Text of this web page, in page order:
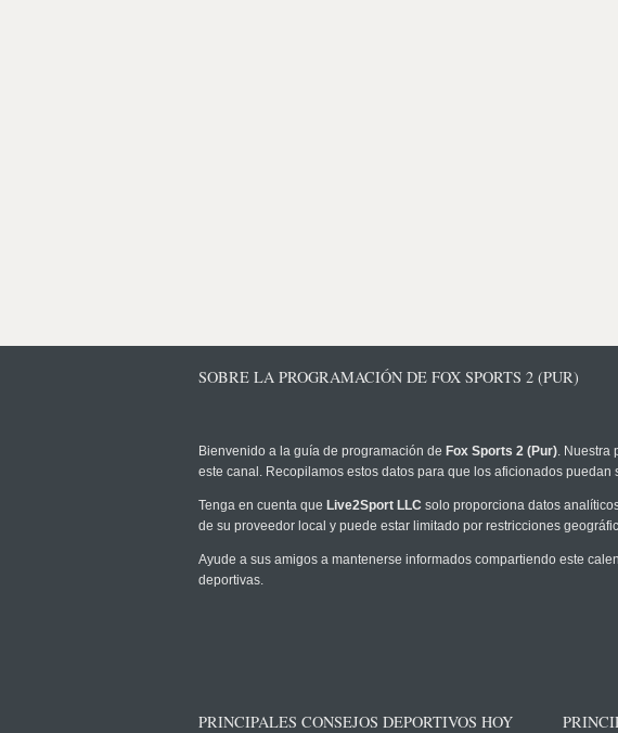
SOBRE LA PROGRAMACIÓN DE FOX SPORTS 2 (PUR)
Bienvenido a la guía de programación de Fox Sports 2 (Pur). Nuestra
este canal. Recopilamos estos datos para que los aficionados
Tenga en cuenta que Live2Sport LLC solo proporciona datos
de su proveedor local y puede estar limitado por restricciones
Ayude a sus amigos a mantenerse informados compartiendo este
deportivas.
PRINCIPALES CONSEJOS DEPORTIVOS HOY